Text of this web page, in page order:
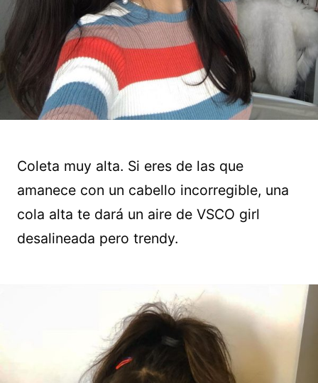
Coleta muy alta. Si eres de las que
amanece con un cabello incorregible, una
cola alta te dará un aire de VSCO girl
desalineada pero trendy.